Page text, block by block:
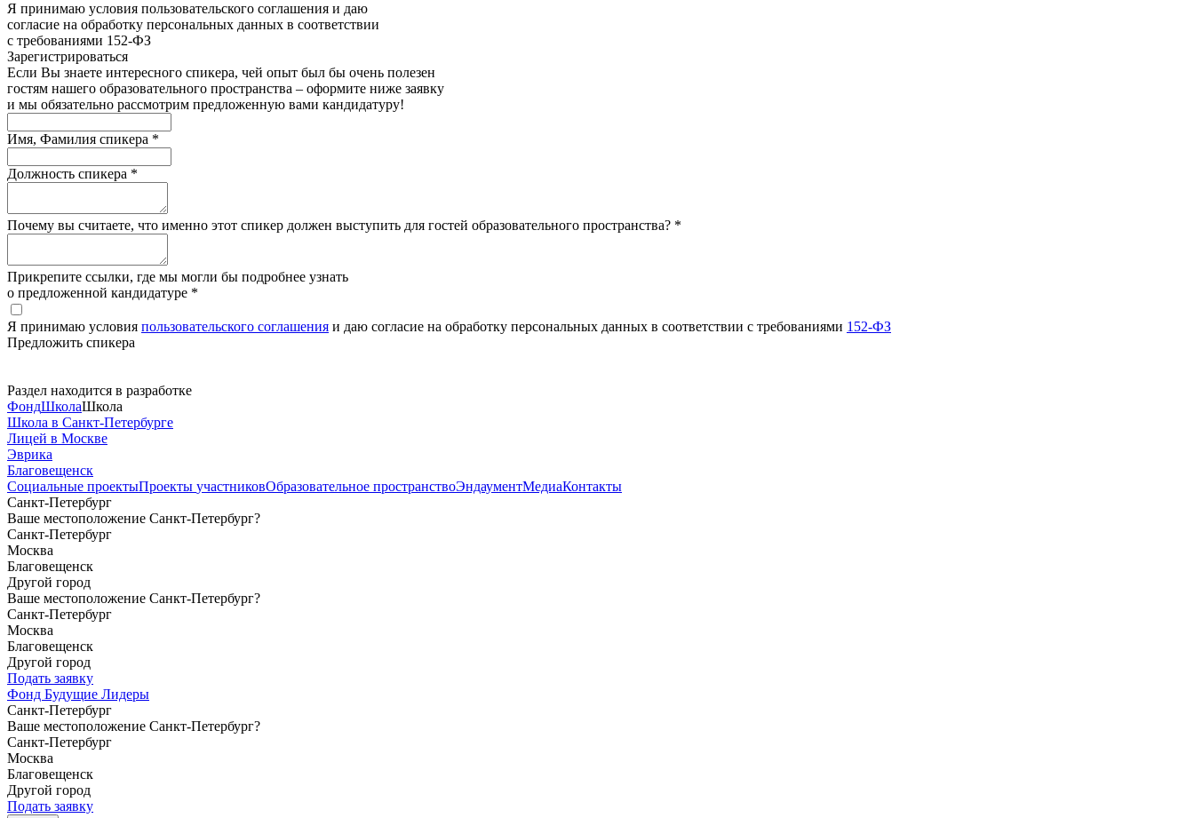
Я принимаю условия пользовательского соглашения и даю
согласие на обработку персональных данных в соответствии
с требованиями 152-ФЗ
Зарегистрироватьcя
Если Вы знаете интересного спикера, чей опыт был бы очень полезен
гостям нашего образовательного пространства – оформите ниже заявку
и мы обязательно рассмотрим предложенную вами кандидатуру!
Имя, Фамилия спикера *
Должность спикера *
Почему вы считаете, что именно этот спикер должен выступить для гостей образовательного пространства? *
Прикрепите ссылки, где мы могли бы подробнее узнать
о предложенной кандидатуре *
Я принимаю условия пользовательского соглашения и даю согласие на обработку персональных данных в соответствии с требованиями 152-ФЗ
Предложить спикера
Раздел находится в разработке
ФондШколаШкола
Школа в Санкт-Петербурге
Лицей в Москве
Эврика
Благовещенск
Социальные проектыПроекты участниковОбразовательное пространствоЭндаументМедиаКонтакты
Санкт-Петербург
Ваше местоположение Санкт-Петербург?
Санкт-Петербург
Москва
Благовещенск
Другой город
Ваше местоположение Санкт-Петербург?
Санкт-Петербург
Москва
Благовещенск
Другой город
Подать заявку
Фонд Будущие Лидеры
Санкт-Петербург
Ваше местоположение Санкт-Петербург?
Санкт-Петербург
Москва
Благовещенск
Другой город
Подать заявку